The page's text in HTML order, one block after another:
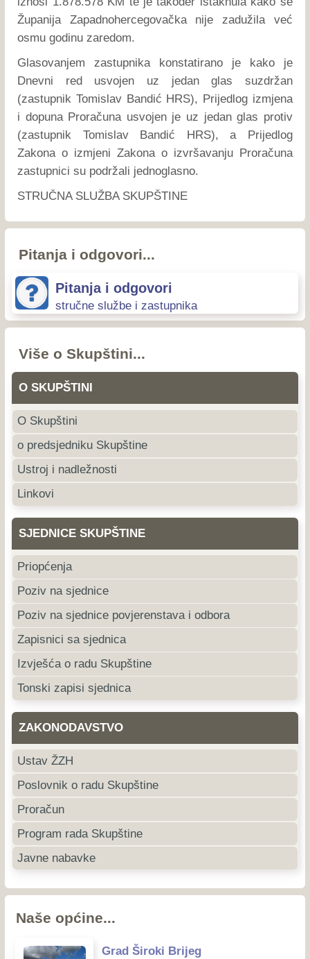
Županija Zapadnohercegovačka nije zadužila već
osmu godinu zaredom.
Glasovanjem zastupnika konstatirano je kako je
Dnevni red usvojen uz jedan glas suzdržan
(zastupnik Tomislav Bandić HRS), Prijedlog izmjena
i dopuna Proračuna usvojen je uz jedan glas protiv
(zastupnik Tomislav Bandić HRS), a Prijedlog
Zakona o izmjeni Zakona o izvršavanju Proračuna
zastupnici su podržali jednoglasno.
STRUČNA SLUŽBA SKUPŠTINE
Pitanja i odgovori...
Pitanja i odgovori
stručne službe i zastupnika
Više o Skupštini...
O SKUPŠTINI
O Skupštini
o predsjedniku Skupštine
Ustroj i nadležnosti
Linkovi
SJEDNICE SKUPŠTINE
Priopćenja
Poziv na sjednice
Poziv na sjednice povjerenstava i odbora
Zapisnici sa sjednica
Izvješća o radu Skupštine
Tonski zapisi sjednica
ZAKONODAVSTVO
Ustav ŽZH
Poslovnik o radu Skupštine
Proračun
Program rada Skupštine
Javne nabavke
Naše općine...
Grad Široki Brijeg